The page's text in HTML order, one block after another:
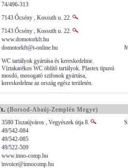
74/496-313
7143 Őcsény , Kossuth u. 22.
7143 Őcsény , Kossuth u. 22.
www.domotorkft.hu
domotorkft@t-online.hu
WC tartályok gyártása és kereskedelme.
Víztakarékos WC öblítő tartályok. Plastex típusú
mosdó, mosogató szifonok gyártása,
kereskedelme az ország egész területén.
(Borsod-Abaúj-Zemplén Megye)
3580 Tiszaújváros , Vegyészek útja 8.
49/542-084
49/542-085
49/522-509
www.inno-comp.hu
invoice@innocomp.hu